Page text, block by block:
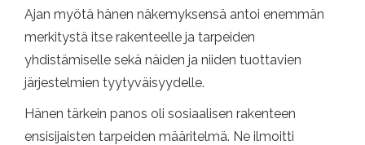
Ajan myötä hänen näkemyksensä antoi enemmän
merkitystä itse rakenteelle ja tarpeiden
yhdistämiselle sekä näiden ja niiden tuottavien
järjestelmien tyytyväisyydelle.
Hänen tärkein panos oli sosiaalisen rakenteen
ensisijaisten tarpeiden määritelmä. Ne ilmoitti